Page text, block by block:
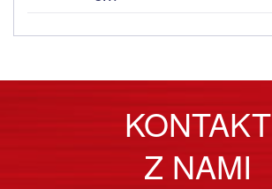
KONTAKT
Z NAMI